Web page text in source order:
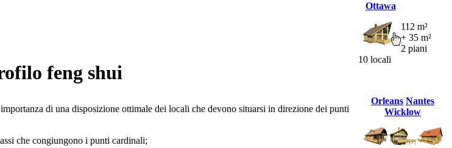
feng shui
di una disposizione ottimale dei locali che devono situarsi in direzione dei punti
che congiungono i punti cardinali;
Ottawa
112 m²
+ 35 m²
2 piani
10 locali
Orleans Nantes
Wicklow